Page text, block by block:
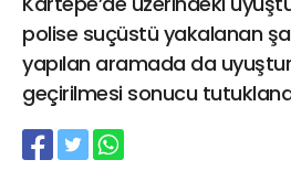
polise suçüstü yakalanan
yapılan aramada da
geçirilmesi sonucu
21 Gölcük